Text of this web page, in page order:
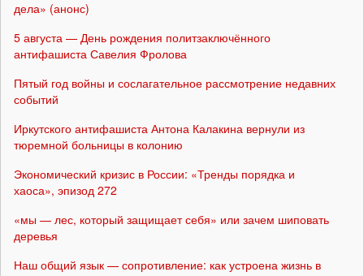
дела» (анонс)
5 августа — День рождения политзаключённого
антифашиста Савелия Фролова
Пятый год войны и сослагательное рассмотрение недавних
событий
Иркутского антифашиста Антона Калакина вернули из
тюремной больницы в колонию
Экономический кризис в России: «Тренды порядка и
хаоса», эпизод 272
«мы — лес, который защищает себя» или зачем шиповать
деревья
Наш общий язык — сопротивление: как устроена жизнь в